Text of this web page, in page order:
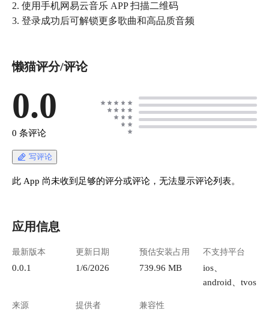
2. 使用手机网易云音乐 APP 扫描二维码
3. 登录成功后可解锁更多歌曲和高品质音频
懒猫评分/评论
0.0
0 条评论
写评论
此 App 尚未收到足够的评分或评论，无法显示评论列表。
应用信息
最新版本
0.0.1
更新日期
1/6/2026
预估安装占用
739.96 MB
不支持平台
ios、
android、tvos
来源 提供者 兼容性